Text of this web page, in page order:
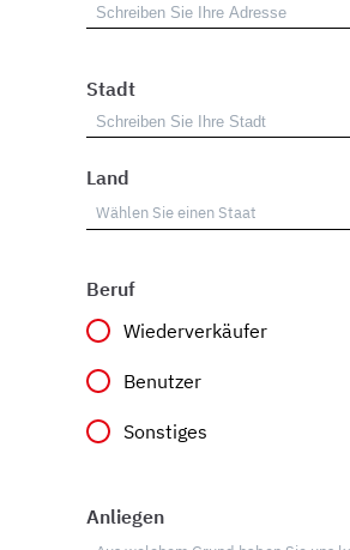
Stadt
Land
Beruf
Wiederverkäufer
Benutzer
Sonstiges
Anliegen